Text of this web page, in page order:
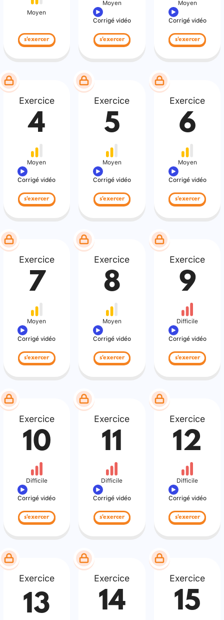
Moyen
s'exercer
Corrigé vidéo
s'exercer
Corrigé vidéo
s'exercer
Exercice
4
Moyen
Corrigé vidéo
s'exercer
Exercice
5
Moyen
Corrigé vidéo
s'exercer
Exercice
6
Moyen
Corrigé vidéo
s'exercer
Exercice
7
Moyen
Corrigé vidéo
s'exercer
Exercice
8
Moyen
Corrigé vidéo
s'exercer
Exercice
9
Difficile
Corrigé vidéo
s'exercer
Exercice
10
Difficile
Corrigé vidéo
s'exercer
Exercice
11
Difficile
Corrigé vidéo
s'exercer
Exercice
12
Difficile
Corrigé vidéo
s'exercer
Exercice
13
Exercice
14
Exercice
15